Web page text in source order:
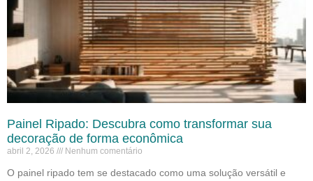
Painel Ripado: Descubra como transformar sua
decoração de forma econômica
abril 2, 2026 Nenhum comentário
O painel ripado tem se destacado como uma solução versátil e